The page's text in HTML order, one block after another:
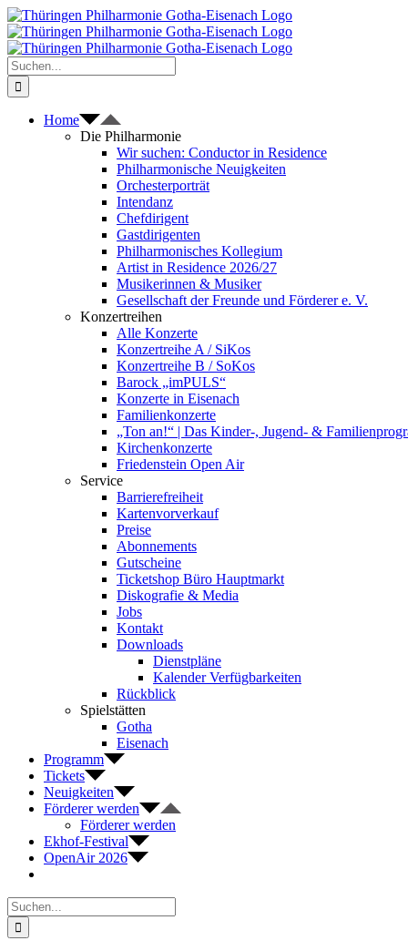
Zum
Inhalt
springen
Suche
nach:
Home
Die Philharmonie
Wir suchen: Conductor in Residence
Philharmonische Neuigkeiten
Orchesterporträt
Intendanz
Chefdirigent
Gastdirigenten
Philharmonisches Kollegium
Artist in Residence 2026/27
Musikerinnen & Musiker
Gesellschaft der Freunde und Förderer e. V.
Konzertreihen
Alle Konzerte
Konzertreihe A / SiKos
Konzertreihe B / SoKos
Barock „imPULS“
Konzerte in Eisenach
Familienkonzerte
„Ton an!“ | Das Kinder-, Jugend- &
Kirchenkonzerte
Friedenstein Open Air
Service
Barrierefreiheit
Kartenvorverkauf
Preise
Abonnements
Gutscheine
Ticketshop Büro Hauptmarkt
Diskografie & Media
Jobs
Kontakt
Downloads
Dienstpläne
Kalender Verfügbarkeiten
Rückblick
Spielstätten
Gotha
Eisenach
Programm
Tickets
Neuigkeiten
Förderer werden
Förderer werden
Ekhof-Festival
OpenAir 2026
Suche
nach: